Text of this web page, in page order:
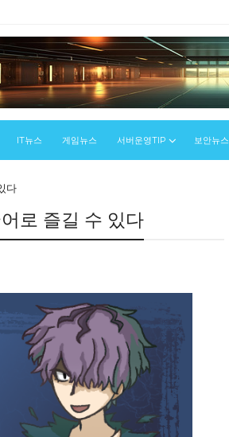
IT뉴스 게임뉴스 서버운영TIP 보안뉴스
다
로 즐길 수 있다